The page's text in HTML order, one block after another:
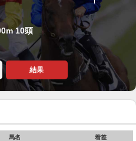
10頭
結果
馬名 着差